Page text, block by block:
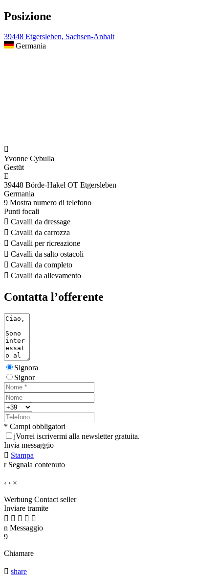
Posizione
39448 Etgersleben, Sachsen-Anhalt
Germania

Yvonne Cybulla
Gestüt
E
39448 Börde-Hakel OT Etgersleben
Germania
9 Mostra numero di telefono
Punti focali
 Cavalli da dressage
 Cavalli da carrozza
 Cavalli per ricreazione
 Cavalli da salto ostacoli
 Cavalli da completo
 Cavalli da allevamento
Contatta l’offerente
Signora
Signor
* Campi obbligatori
jVorrei iscrivermi alla newsletter gratuita.
Invia messaggio
 Stampa
r Segnala contenuto
‹ › ×
Werbung Contact seller
Inviare tramite
    
n Messaggio
9
Chiamare
 share